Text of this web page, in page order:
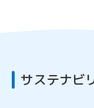
サステナビ